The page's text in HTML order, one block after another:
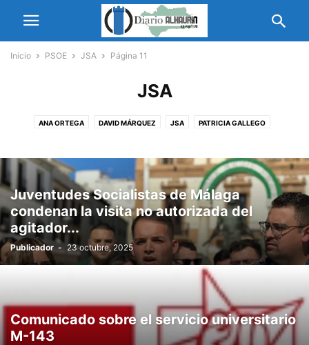
Inicio PSOE JSA Página 11
JSA
ANA ORTEGA DAVID MÁRQUEZ JSA PATRICIA GALLEGO
Juventudes Socialistas de Málaga
condenan la visita no autorizada del
agitador...
Publicador - 23 octubre, 2025
Comunicado sobre el servicio universitario
M-143